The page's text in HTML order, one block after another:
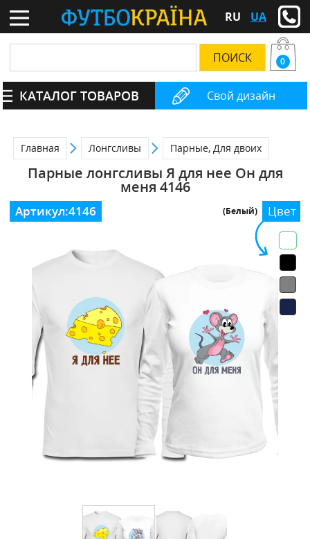
RU UA
Свой дизайн
0
КАТАЛОГ ТОВАРОВ
Главная Лонгсливы Парные, Для двоих
Парные лонгсливы Я для нее Он для
меня 4146
Цвет
(Белый)
Артикул:4146